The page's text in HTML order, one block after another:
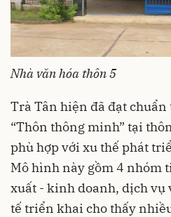
Nhà văn hóa thôn 5
Trà Tân hiện đã đạt
“Thôn thông minh” tại
phù hợp với xu thế phát
Mô hình này gồm 4 nhóm
xuất - kinh doanh, dịch vụ
tế triển khai cho thấy